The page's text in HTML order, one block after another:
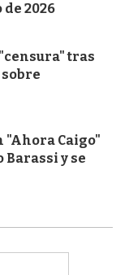
2026
tras
"Ahora Caigo"
y se